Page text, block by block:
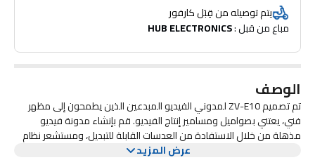
يتم توصيله من قِبَل كارفور
مباع من قبل : HUB ELECTRONICS
الوصف
تم تصميم ZV-E10 لمدوني الفيديو المبدعين الذين يطمحون إلى مظهر
فني، يعتني بصواميل ومسامير إنتاج الفيديو. قم بإنشاء مدونة فيديو
مذهلة من خلال الاستفادة من العدسات القابلة للتبديل، ومستشعر نظام
التصوير المحسن سي الكبير، والميكروفون المدمج ثلاثي الكبسولات
عرض المزيد